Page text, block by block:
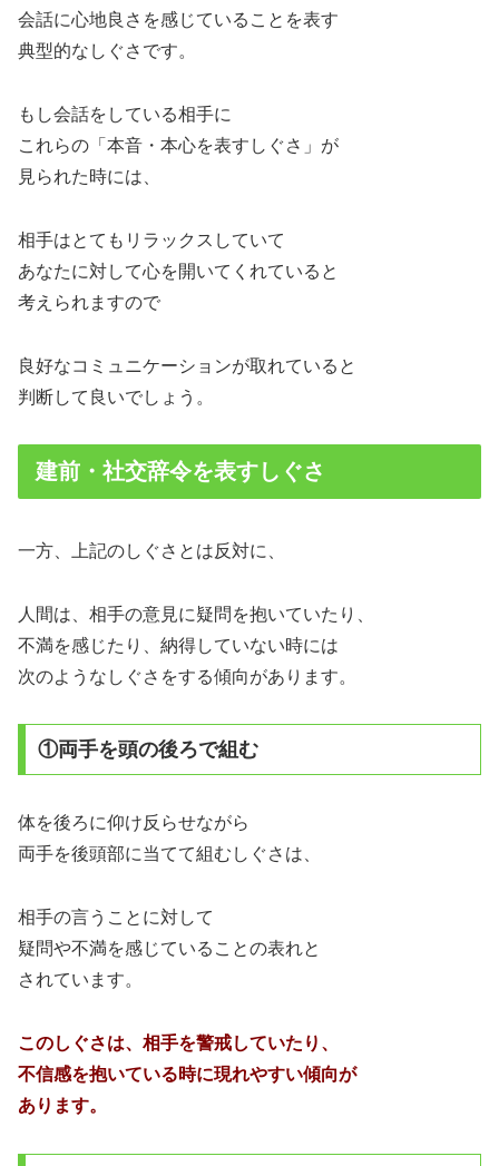
会話に心地良さを感じていることを表す
典型的なしぐさです。
もし会話をしている相手に
これらの「本音・本心を表すしぐさ」が
見られた時には、
相手はとてもリラックスしていて
あなたに対して心を開いてくれていると
考えられますので
良好なコミュニケーションが取れていると
判断して良いでしょう。
建前・社交辞令を表すしぐさ
一方、上記のしぐさとは反対に、
人間は、相手の意見に疑問を抱いていたり、
不満を感じたり、納得していない時には
次のようなしぐさをする傾向があります。
①両手を頭の後ろで組む
体を後ろに仰け反らせながら
両手を後頭部に当てて組むしぐさは、
相手の言うことに対して
疑問や不満を感じていることの表れと
されています。
このしぐさは、相手を警戒していたり、
不信感を抱いている時に現れやすい傾向が
あります。